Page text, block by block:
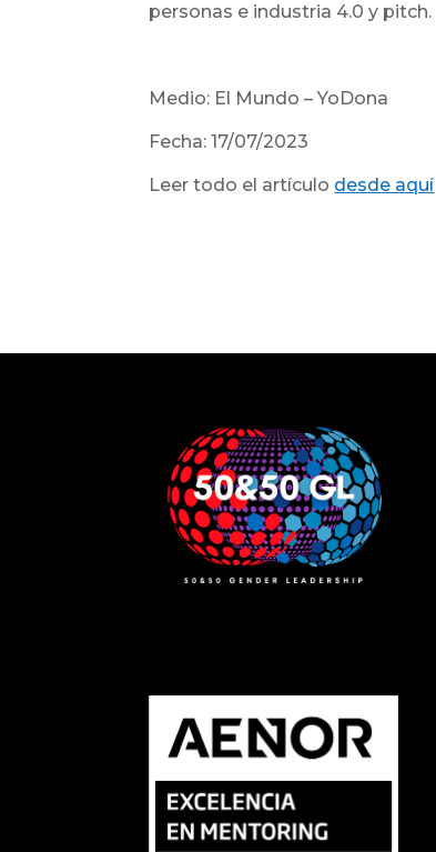
personas e industria 4.0 y pitch.
Medio: El Mundo – YoDona
Fecha: 17/07/2023
Leer todo el artículo desde aquí